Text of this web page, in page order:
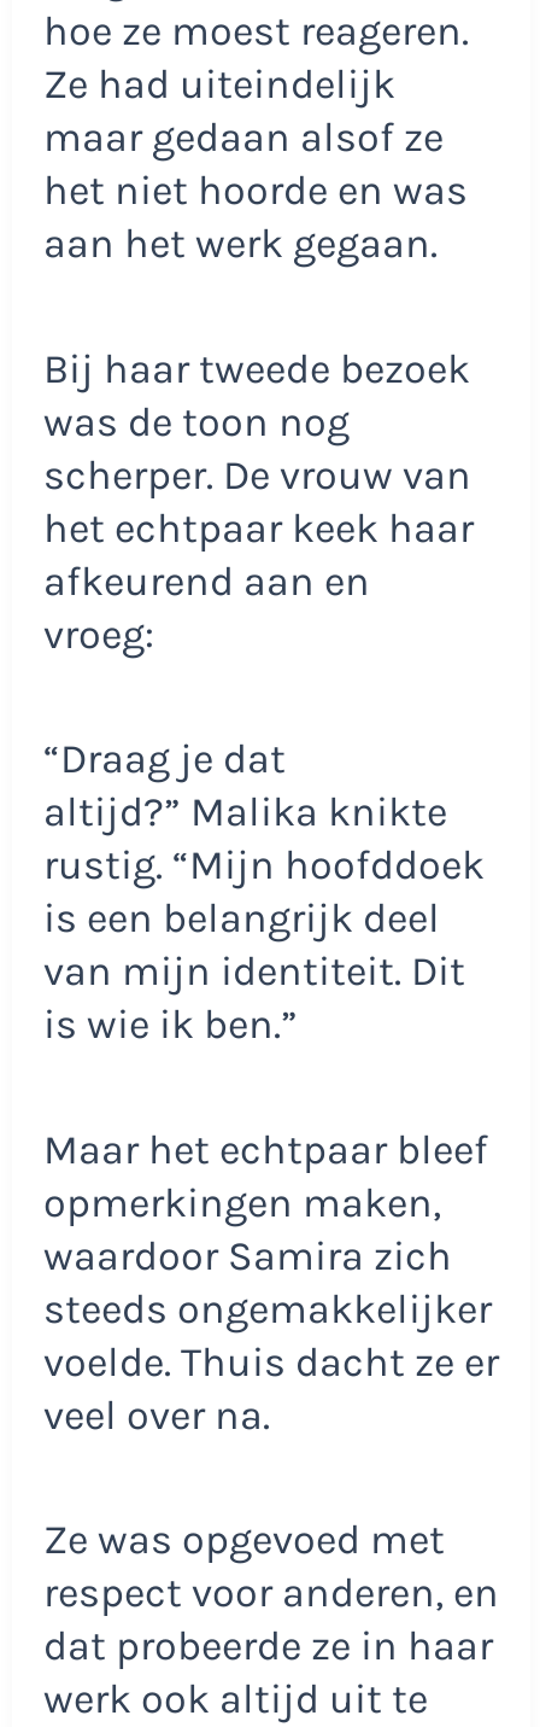
hoe ze moest reageren.
Ze had uiteindelijk
maar gedaan alsof ze
het niet hoorde en was
aan het werk gegaan.
Bij haar tweede bezoek
was de toon nog
scherper. De vrouw van
het echtpaar keek haar
afkeurend aan en
vroeg:
“Draag je dat
altijd?” Malika knikte
rustig. “Mijn hoofddoek
is een belangrijk deel
van mijn identiteit. Dit
is wie ik ben.”
Maar het echtpaar bleef
opmerkingen maken,
waardoor Samira zich
steeds ongemakkelijker
voelde. Thuis dacht ze er
veel over na.
Ze was opgevoed met
respect voor anderen, en
dat probeerde ze in haar
werk ook altijd uit te